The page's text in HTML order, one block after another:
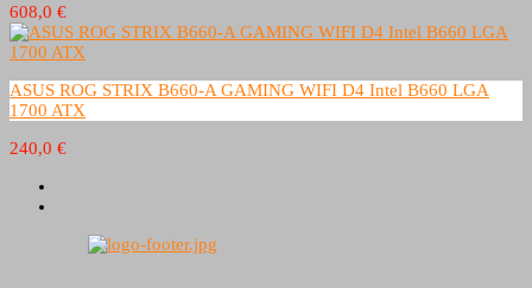
608,0 €
ASUS ROG STRIX B660-A GAMING WIFI D4 Intel B660 LGA
1700 ATX
240,0 €